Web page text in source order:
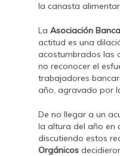
la canasta
La Asociación
actitud es una
acostumbrados las
no reconocer el
trabajadores
año, agravado por
De no llegar a un
la altura del año en
discutiendo estos
Orgánicos